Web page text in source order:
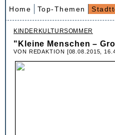
Home Top-Themen
KINDERKULTURSOMMER
"Kleine Menschen –
VON REDAKTION [08.08.2015,